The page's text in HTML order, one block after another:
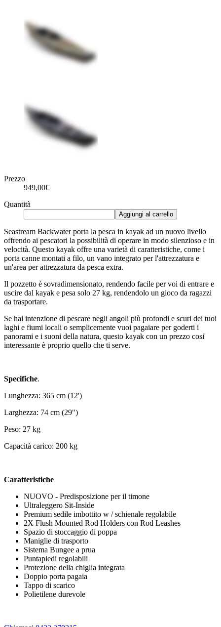
Prezzo
949,00€
Quantità
Aggiungi al carrello
Seastream Backwater porta la pesca in kayak ad un nuovo livello
offrendo ai pescatori la possibilità di operare in modo silenzioso e in
velocità. Questo kayak offre una varietà di caratteristiche, come i
porta canne montati a filo, un vano integrato per l'attrezzatura e
un'area per attrezzatura da pesca extra.
Il pozzetto è sovradimensionato, rendendo facile per voi di entrare e
uscire dal kayak e pesa solo 27 kg, rendendolo un gioco da ragazzi
da trasportare.
Se hai intenzione di pescare negli angoli più profondi e scuri dei tuoi
laghi e fiumi locali o semplicemente vuoi pagaiare per goderti i
panorami e i suoni della natura, questo kayak con un prezzo cosi'
interessante è proprio quello che ti serve.
Specifiche.
Lunghezza: 365 cm (12')
Larghezza: 74 cm (29")
Peso: 27 kg
Capacità carico: 200 kg
Caratteristiche
NUOVO - Predisposizione per il timone
Ultraleggero Sit-Inside
Premium sedile imbottito w / schienale regolabile
2X Flush Mounted Rod Holders con Rod Leashes
Spazio di stoccaggio di poppa
Maniglie di trasporto
Sistema Bungee a prua
Puntapiedi regolabili
Protezione della chiglia integrata
Doppio porta pagaia
Tappo di scarico
Polietilene durevole